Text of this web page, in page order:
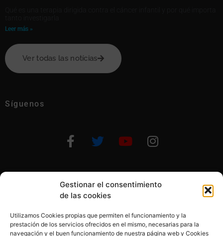
Gestionar el consentimiento
de las cookies
Utilizamos Cookies propias que permiten el funcionamiento y la
prestación de los servicios ofrecidos en el mismo, necesarias para la
navegación y el buen funcionamiento de nuestra página web y Cookies
Leer más »
Ver todas las notícias
Síguenos
Otras formas de ayudar